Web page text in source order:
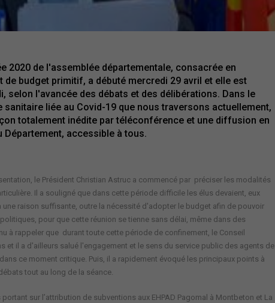
2020 de l'assemblée départementale, consacrée en
de budget primitif, a débuté mercredi 29 avril et elle est
selon l'avancée des débats et des délibérations. Dans le
liée au Covid-19 que nous traversons actuellement,
totalement inédite par téléconférence et une diffusion en
accessible à tous.
le Président Christian Astruc a commencé par préciser les modalités
Il a souligné que dans cette période difficile les élus devaient, eux
une raison suffisante, outre la nécessité d'adopter le budget afin de pouvoir
pour que cette réunion se tienne sans délai, même dans des
à rappeler que durant toute cette période de confinement, le Conseil
et il a d'ailleurs salué l'engagement et le sens du service public des agents de
ce moment critique. Puis, il a rapidement évoqué les principaux points à
tout au long de la séance.
sur l’attribution de subventions aux EHPAD Pagomal à Montbeton et La